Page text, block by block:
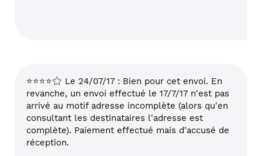
⭐⭐⭐⭐
Le 24/07/17 : Bien pour cet envoi. En
revanche, un envoi effectué le 17/7/17 n'est pas
arrivé au motif adresse incomplète (alors qu'en
consultant les destinataires l'adresse est
complète). Paiement effectué mais d'accusé de
réception.